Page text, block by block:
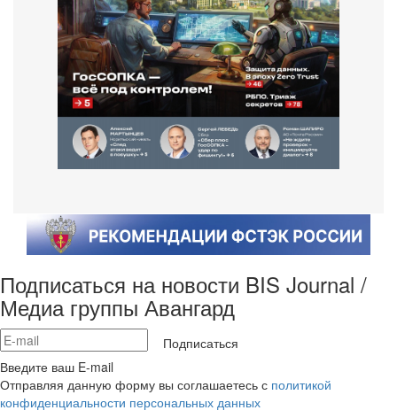
Подписаться на новости BIS Journal /
Медиа группы Авангард
Подписаться
Введите ваш E-mail
Отправляя данную форму вы соглашаетесь с политикой
конфиденциальности персональных данных